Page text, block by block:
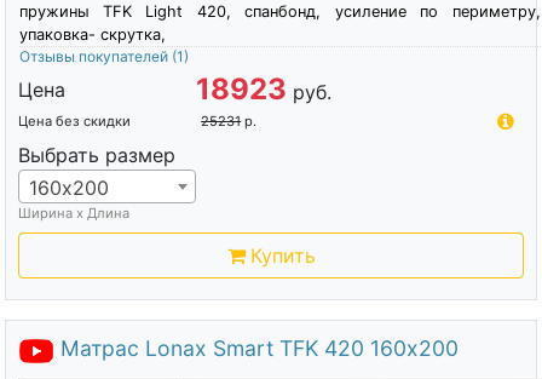
пружины TFK Light 420, спанбонд, усиление по периметру,
упаковка- скрутка,
Отзывы покупателей (1)
Цена 18923 руб.
Цена без скидки 25231 р.
Выбрать размер
160х200
Ширина х Длина
Купить
Матрас Lonax Smart TFK 420 160х200